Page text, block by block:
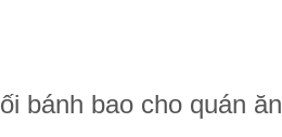
bánh bao cho quán